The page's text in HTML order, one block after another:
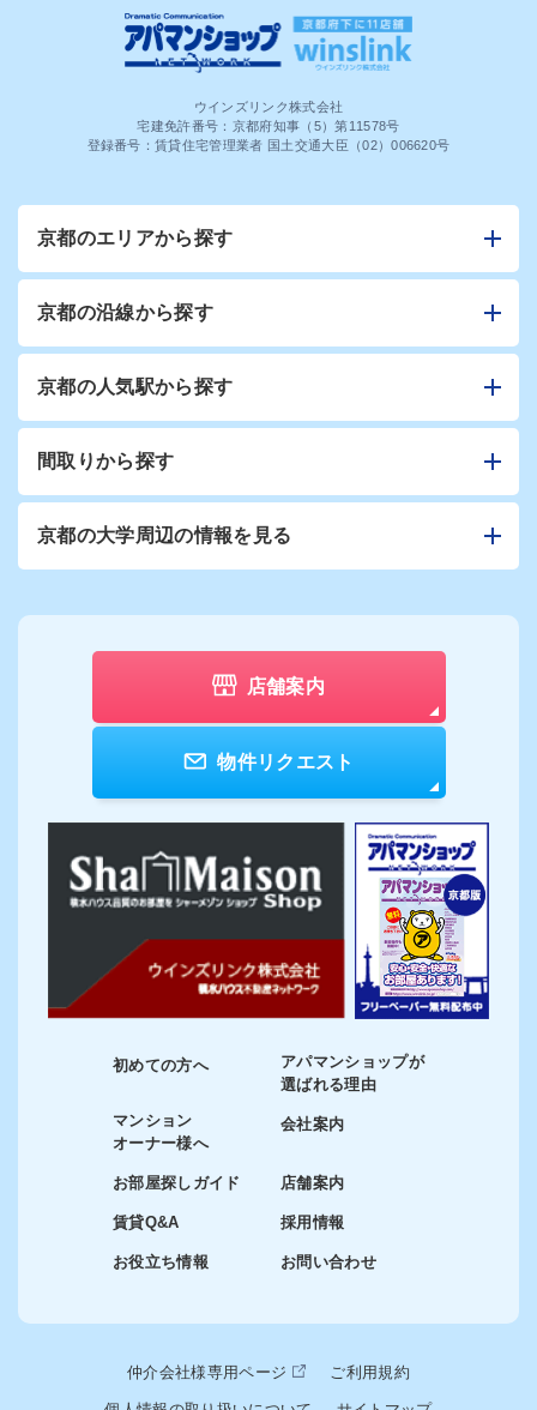
ウインズリンク株式会社
宅建免許番号：京都府知事（5）第11578号
登録番号：賃貸住宅管理業者 国土交通大臣（02）006620号
京都のエリアから探す
京都の沿線から探す
京都の人気駅から探す
間取りから探す
京都の大学周辺の情報を見る
店舗案内
物件リクエスト
初めての方へ
マンション
オーナー様へ
お部屋探しガイド
賃貸Q&A
お役立ち情報
アパマンショップが
選ばれる理由
会社案内
店舗案内
採用情報
お問い合わせ
仲介会社様専用ページ ご利用規約